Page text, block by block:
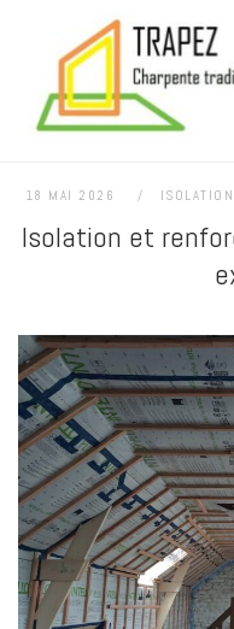
18 MAI 2026 ISOLATION
Isolation et